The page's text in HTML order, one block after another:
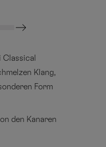
Classical
Klang,
Form
den Kanaren